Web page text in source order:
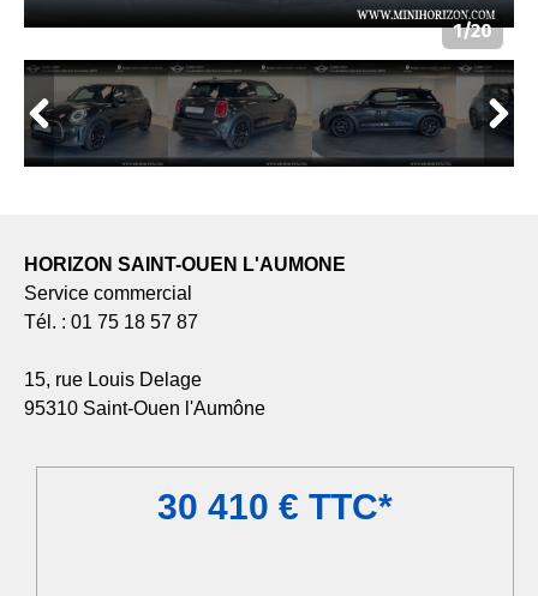
HORIZON SAINT-OUEN L'AUMONE
Service commercial
Tél. : 01 75 18 57 87
15, rue Louis Delage
95310 Saint-Ouen l'Aumône
30 410 € TTC*